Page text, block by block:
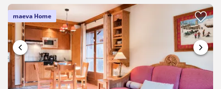
maeva Home